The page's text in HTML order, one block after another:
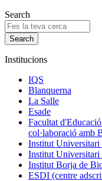
Search
Institucions
IQS
Blanquerna
La Salle
Esade
Facultat
col·laboració amb
Institut Universitari
Institut Universitari
Institut Borja de
ESDI (centre